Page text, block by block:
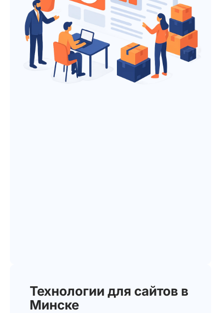
Технологии для сайтов в
Минске